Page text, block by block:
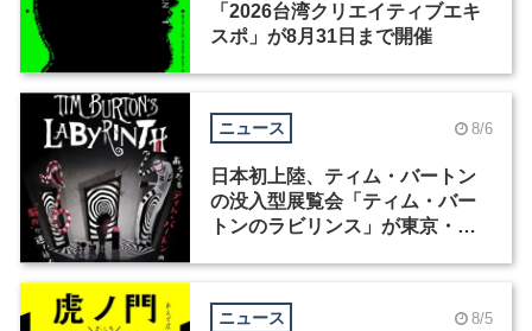
「2026台湾クリエイティブエキ
スポ」が8月31日まで開催
ニュース 8/6
日本初上陸、ティム・バートン
の没入型展覧会「ティム・バー
トンのラビリンス」が東京・豊
ニュース 8/5